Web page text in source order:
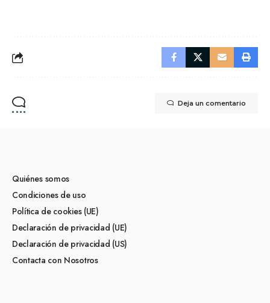
Deja un comentario
Quiénes somos
Condiciones de uso
Política de cookies (UE)
Declaración de privacidad (UE)
Declaración de privacidad (US)
Contacta con Nosotros